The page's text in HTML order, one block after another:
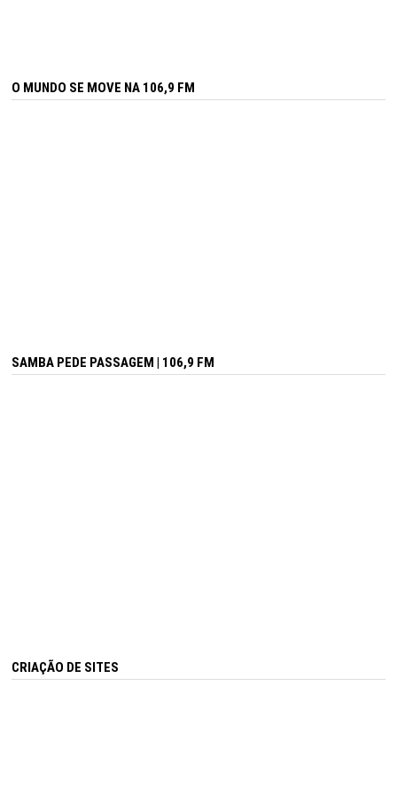
O MUNDO SE MOVE NA 106,9 FM
SAMBA PEDE PASSAGEM | 106,9 FM
CRIAÇÃO DE SITES